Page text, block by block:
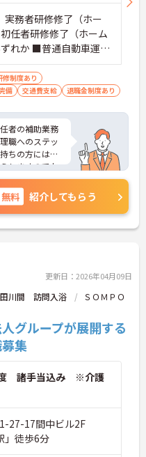
務者研修修了（ホー
任者研修修了（ホーム
れか ■普通自動車運転
修制度あり
備 交通費支給 退職金制度あり
者の補助業務
職へのステッ
ちの方には、
しますのでお
無料 紹介してもらう
更新日：2026年04月09日
田川間 訪問入浴
ＳＯＭＰＯ
グループが展開する
集
諸手当込み ※介護
27-17間中ビル2F
」徒歩6分